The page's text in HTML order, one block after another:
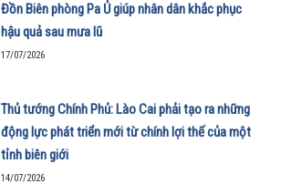
Đồn Biên phòng Pa Ủ giúp nhân dân khắc phục
hậu quả sau mưa lũ
17/07/2026
Thủ tướng Chính Phủ: Lào Cai phải tạo ra những
động lực phát triển mới từ chính lợi thế của một
tỉnh biên giới
14/07/2026